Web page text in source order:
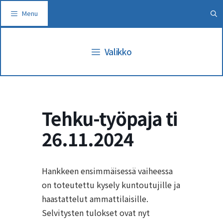
sisältöön
Menu
Valikko
Tehku-työpaja ti
26.11.2024
Hankkeen ensimmäisessä vaiheessa
on toteutettu kysely kuntoutujille ja
haastattelut ammattilaisille.
Selvitysten tulokset ovat nyt